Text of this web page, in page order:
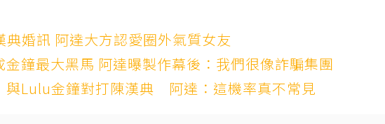
婚訊 阿達大方認愛圈外氣質女友
鐘最大黑馬 阿達曝製作幕後：我們很像詐騙集團
與Lulu金鐘對打陳漢典 阿達：這機率真不常見